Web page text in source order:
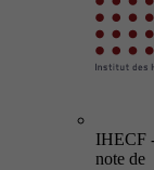
IHECF
note de